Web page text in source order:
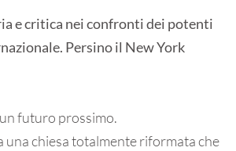
e critica nei confronti dei potenti
Persino il New York
futuro prossimo.
una chiesa totalmente riformata che